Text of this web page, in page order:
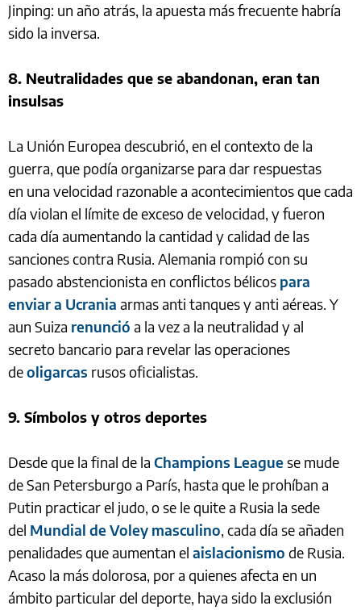
Jinping: un año atrás, la apuesta más frecuente habría
sido la inversa.
8. Neutralidades que se abandonan, eran tan
insulsas
La Unión Europea descubrió, en el contexto de la
guerra, que podía organizarse para dar respuestas
en una velocidad razonable a acontecimientos que cada
día violan el límite de exceso de velocidad, y fueron
cada día aumentando la cantidad y calidad de las
sanciones contra Rusia. Alemania rompió con su
pasado abstencionista en conflictos bélicos para
enviar a Ucrania armas anti tanques y anti aéreas. Y
aun Suiza renunció a la vez a la neutralidad y al
secreto bancario para revelar las operaciones
deoligarcas rusos oficialistas.
9. Símbolos y otros deportes
Desde que la final de la Champions Leaguese mude
de San Petersburgo a París, hasta que le prohíban a
Putin practicar el judo, o se le quite a Rusia la sede
del Mundial de Voley masculino, cada día se añaden
penalidades que aumentan el aislacionismo de Rusia.
Acaso la más dolorosa, por a quienes afecta en un
ámbito particular del deporte, haya sido la exclusión